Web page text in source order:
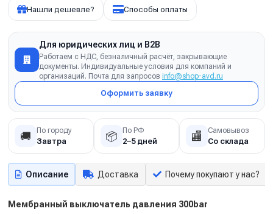
Нашли дешевле? Способы оплаты
Для юридических лиц и B2B
Работаем с НДС, безналичный расчёт, закрывающие
документы. Индивидуальные условия для компаний и
организаций. Почта для запросов info@shop-avd.ru
Оформить заявку
🚚 По городу
Завтра 📦 По РФ
2–5 дней 🏬 Самовывоз
Со склада
Описание Доставка Почему покупают у нас?
Мембранный выключатель давления 300bar